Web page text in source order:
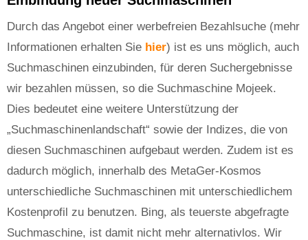
Durch das Angebot einer werbefreien Bezahlsuche (mehr
Informationen erhalten Sie hier) ist es uns möglich, auch
Suchmaschinen einzubinden, für deren Suchergebnisse
wir bezahlen müssen, so die Suchmaschine Mojeek.
Dies bedeutet eine weitere Unterstützung der
„Suchmaschinenlandschaft“ sowie der Indizes, die von
diesen Suchmaschinen aufgebaut werden. Zudem ist es
dadurch möglich, innerhalb des MetaGer-Kosmos
unterschiedliche Suchmaschinen mit unterschiedlichem
Kostenprofil zu benutzen. Bing, als teuerste abgefragte
Suchmaschine, ist damit nicht mehr alternativlos. Wir